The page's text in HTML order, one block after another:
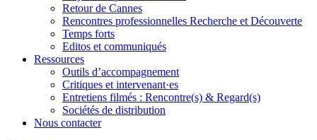
Retour de Cannes
Rencontres professionnelles Recherche et Découverte
Temps forts
Editos et communiqués
Ressources
Outils d’accompagnement
Critiques et intervenant·es
Entretiens filmés : Rencontre(s) & Regard(s)
Sociétés de distribution
Nous contacter